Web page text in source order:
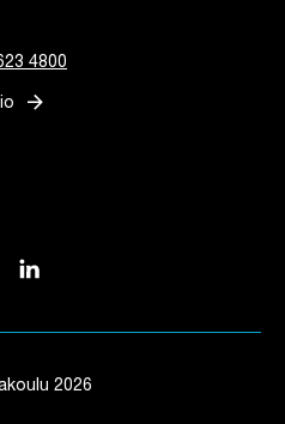
4800
arrow_forward
välilehteen
uuteen välilehteen
avautuu uuteen välilehteen
Linkki avautuu uuteen välilehteen
LinkedIn, Linkki avautuu uuteen
2026